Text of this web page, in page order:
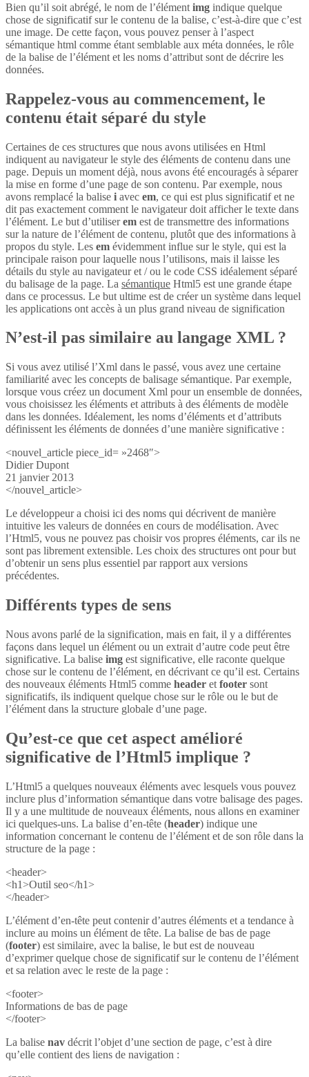
Bien qu’il soit abrégé, le nom de l’élément img indique quelque
chose de significatif sur le contenu de la balise, c’est-à-dire que c’est
une image. De cette façon, vous pouvez penser à l’aspect
sémantique html comme étant semblable aux méta données, le rôle
de la balise de l’élément et les noms d’attribut sont de décrire les
données.
Rappelez-vous au commencement, le
contenu était séparé du style
Certaines de ces structures que nous avons utilisées en Html
indiquent au navigateur le style des éléments de contenu dans une
page. Depuis un moment déjà, nous avons été encouragés à séparer
la mise en forme d’une page de son contenu. Par exemple, nous
avons remplacé la balise i avec em, ce qui est plus significatif et ne
dit pas exactement comment le navigateur doit afficher le texte dans
l’élément. Le but d’utiliserem est de transmettre des informations
sur la nature de l’élément de contenu, plutôt que des informations à
propos du style. Les em évidemment influe sur le style, qui est la
principale raison pour laquelle nous l’utilisons, mais il laisse les
détails du style au navigateur et / ou le code CSS idéalement séparé
du balisage de la page. La sémantique Html5 est une grande étape
dans ce processus. Le but ultime est de créer un système dans lequel
les applications ont accès à un plus grand niveau de signification
N’est-il pas similaire au langage XML ?
Si vous avez utilisé l’Xml dans le passé, vous avez une certaine
familiarité avec les concepts de balisage sémantique. Par exemple,
lorsque vous créez un document Xml pour un ensemble de données,
vous choisissez les éléments et attributs à des éléments de modèle
dans les données. Idéalement, les noms d’éléments et d’attributs
définissent les éléments de données d’une manière significative :
<nouvel_article piece_id= »2468″>
Didier Dupont
21 janvier 2013
</nouvel_article>
Le développeur a choisi ici des noms qui décrivent de manière
intuitive les valeurs de données en cours de modélisation. Avec
l’Html5, vous ne pouvez pas choisir vos propres éléments, car ils ne
sont pas librement extensible. Les choix des structures ont pour but
d’obtenir un sens plus essentiel par rapport aux versions
précédentes.
Différents types de sens
Nous avons parlé de la signification, mais en fait, il y a différentes
façons dans lequel un élément ou un extrait d’autre code peut être
significative. La balise img est significative, elle raconte quelque
chose sur le contenu de l’élément, en décrivant ce qu’il est. Certains
des nouveaux éléments Html5 comme header et footer sont
significatifs, ils indiquent quelque chose sur le rôle ou le but de
l’élément dans la structure globale d’une page.
Qu’est-ce que cet aspect amélioré
significative de l’Html5 implique ?
L’Html5 a quelques nouveaux éléments avec lesquels vous pouvez
inclure plus d’information sémantique dans votre balisage des pages.
Il y a une multitude de nouveaux éléments, nous allons en examiner
ici quelques-uns. La balise d’en-tête (header) indique une
information concernant le contenu de l’élément et de son rôle dans la
structure de la page :
<header>
<h1>Outil seo</h1>
</header>
L’élément d’en-tête peut contenir d’autres éléments et a tendance à
inclure au moins un élément de tête. La balise de bas de page
(footer) est similaire, avec la balise, le but est de nouveau
d’exprimer quelque chose de significatif sur le contenu de l’élément
et sa relation avec le reste de la page :
<footer>
Informations de bas de page
</footer>
La balise nav décrit l’objet d’une section de page, c’est à dire
qu’elle contient des liens de navigation :